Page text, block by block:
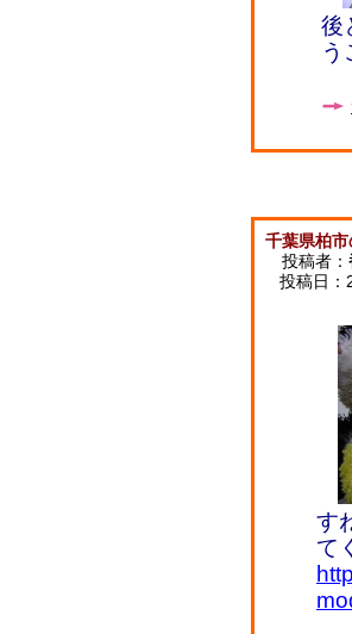
後
う
千葉県柏
投稿者：
投稿日：
す
て